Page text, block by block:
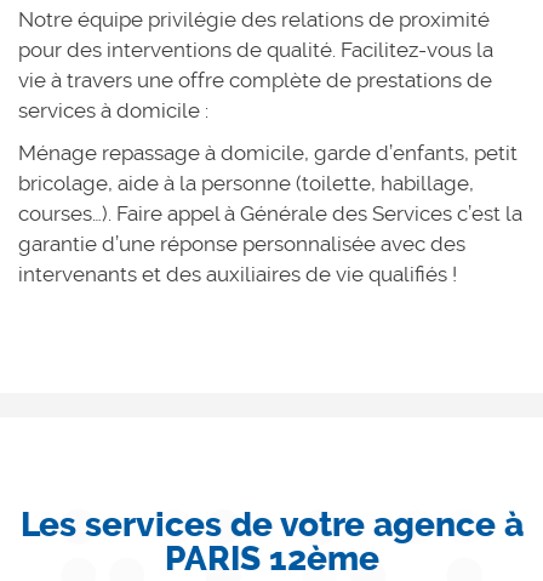
Notre équipe privilégie des relations de proximité
pour des interventions de qualité. Facilitez-vous la
vie à travers une offre complète de prestations de
services à domicile :
Ménage repassage à domicile, garde d’enfants, petit
bricolage, aide à la personne (toilette, habillage,
courses…). Faire appel à Générale des Services c’est la
garantie d’une réponse personnalisée avec des
intervenants et des auxiliaires de vie qualifiés !
Les services de votre agence à
PARIS 12ème